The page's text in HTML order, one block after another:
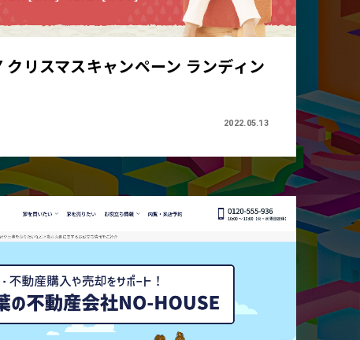
クリスマスキャンペーン ランディン
2022.05.13